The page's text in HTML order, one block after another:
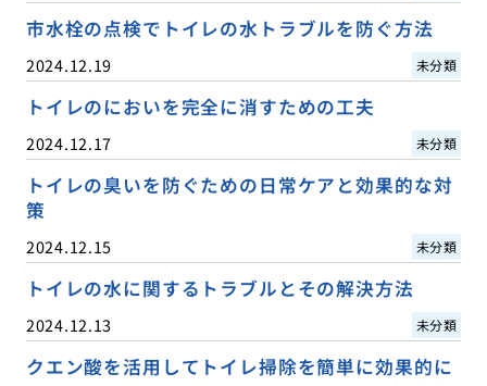
市水栓の点検でトイレの水トラブルを防ぐ方法
2024.12.19 未分類
トイレのにおいを完全に消すための工夫
2024.12.17 未分類
トイレの臭いを防ぐための日常ケアと効果的な対
策
2024.12.15 未分類
トイレの水に関するトラブルとその解決方法
2024.12.13 未分類
クエン酸を活用してトイレ掃除を簡単に効果的に